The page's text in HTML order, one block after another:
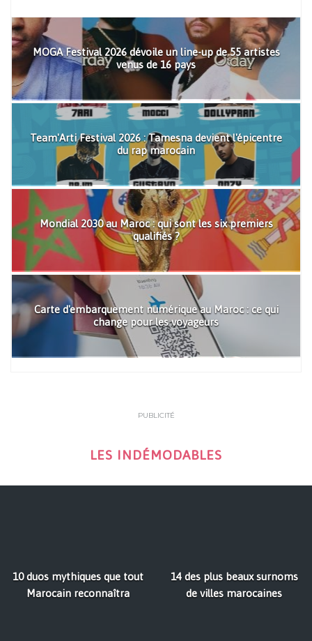
MOGA Festival 2026 dévoile un line-up de 55 artistes
venus de 16 pays
Team'Arti Festival 2026 : Tamesna devient l'épicentre
du rap marocain
Mondial 2030 au Maroc : qui sont les six premiers
qualifiés ?
Carte d'embarquement numérique au Maroc : ce qui
change pour les voyageurs
PUBLICITÉ
LES INDÉMODABLES
10 duos mythiques que tout
Marocain reconnaîtra
14 des plus beaux surnoms
de villes marocaines